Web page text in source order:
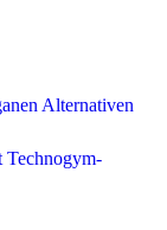
Alternativen
Technogym-